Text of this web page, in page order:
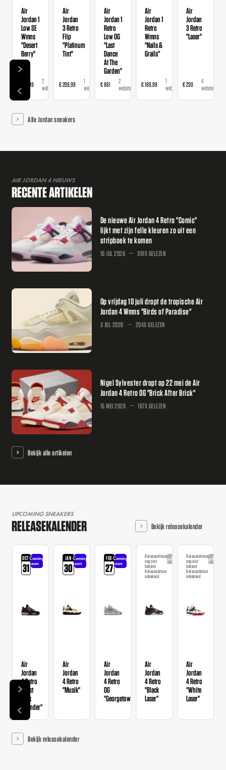
Air
Jordan 1
Low SE
Wmns
"Desert
Berry"
€ 139,99
2
webshops
Air
Jordan
3 Retro
Flip
"Platinum
Tint"
€ 209,99
1
webshop
Air
Jordan 1
Retro
Low OG
"Last
Dance
At The
Garden"
€ 861
2
webshops
Air
Jordan 1
Retro
Wmns
"Nails &
Grails"
€ 189,99
1
webshop
Air
Jordan
3 Retro
"Laser"
€ 230
4
webshops
Alle Jordan sneakers
AIR JORDAN 4 NIEUWS
RECENTE ARTIKELEN
De nieuwe Air Jordan 4 Retro "Comic"
lijkt met zijn felle kleuren zo uit een
stripboek te komen
10 JUL 2026 391X GELEZEN
Op vrijdag 10 juli dropt de tropische Air
Jordan 4 Wmns "Birds of Paradise"
3 JUL 2026 204X GELEZEN
Nigel Sylvester dropt op 22 mei de Air
Jordan 4 Retro OG "Brick After Brick"
15 MEI 2026 167X GELEZEN
Bekijk alle artikelen
UPCOMING SNEAKERS
RELEASEKALENDER Bekijk releasekalender
OCT
31
Coming
soon
Air
Jordan
4 Retro
"Rust
Pink
Thunder"
JAN
30
Coming
soon
Air
Jordan
4 Retro
"Musik"
FEB
27
Coming
soon
Air
Jordan
4 Retro
OG
"Georgetown"
Releasedatum
nog niet
bekend
Releasedatum
onbekend
Aangekondigd
Air
Jordan
4 Retro
"Black
Laser"
Releasedatum
nog niet
bekend
Releasedatum
onbekend
Air
Jordan
4 Retro
"White
Laser"
Bekijk releasekalender